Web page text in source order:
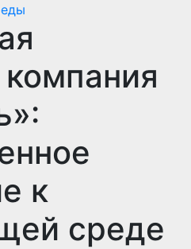
к
среде